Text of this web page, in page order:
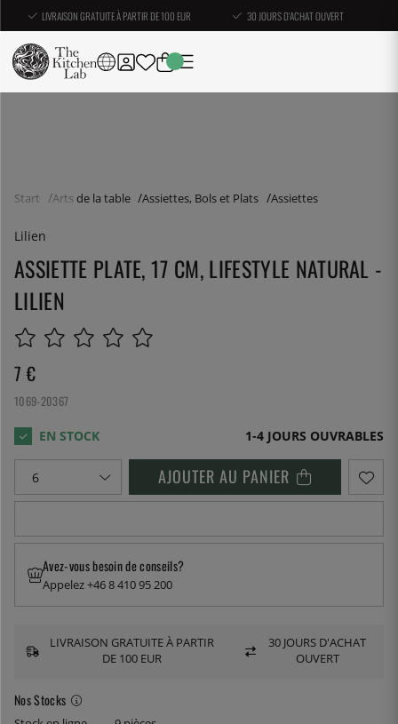
LIVRAISON GRATUITE À PARTIR DE 100 EUR 30 JOURS D'ACHAT OUVERT
Start Arts de la table Assiettes, Bols et Plats Assiettes
Lilien
ASSIETTE PLATE, 17 CM, LIFESTYLE NATURAL -
LILIEN
7 €
1069-20367
1-4 JOURS OUVRABLES
AJOUTER AU PANIER
Nos Stocks
Avez-vous besoin de conseils?
Appelez +46 8 410 95 200
LIVRAISON GRATUITE À PARTIR
DE 100 EUR
30 JOURS D'ACHAT
OUVERT